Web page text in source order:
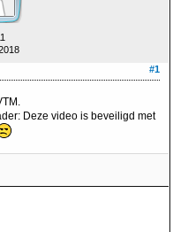
#1
Deze video is beveiligd met